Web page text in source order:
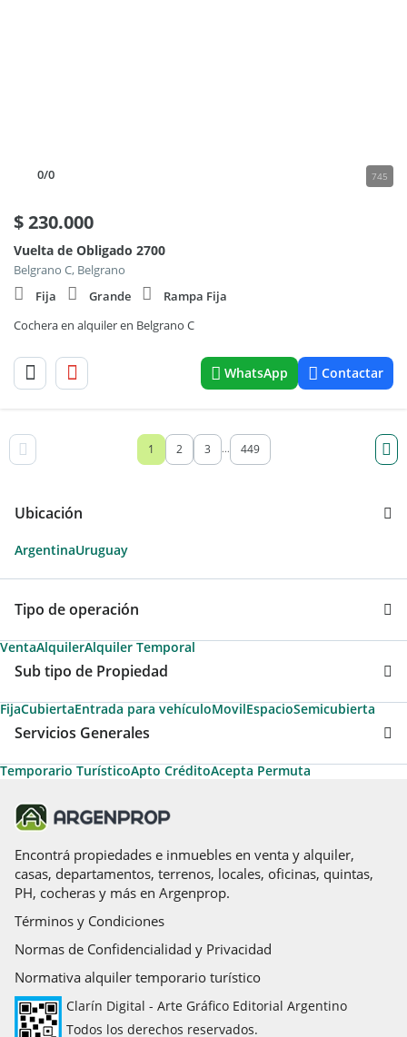
0/0 745
$230.000
Vuelta de Obligado 2700
Belgrano C, Belgrano
Fija
Grande
Rampa Fija
Cochera en alquiler en Belgrano C
WhatsApp Contactar
1 2 3 ... 449
Ubicación
ArgentinaUruguay
Tipo de operación
VentaAlquilerAlquiler Temporal
Sub tipo de Propiedad
FijaCubiertaEntrada para vehículoMovilEspacioSemicubierta
Servicios Generales
Temporario TurísticoApto CréditoAcepta Permuta
Encontrá propiedades e inmuebles en venta y alquiler,
casas, departamentos, terrenos, locales, oficinas, quintas,
PH, cocheras y más en Argenprop.
Términos y Condiciones
Normas de Confidencialidad y Privacidad
Normativa alquiler temporario turístico
Clarín Digital - Arte Gráfico Editorial Argentino
Todos los derechos reservados.